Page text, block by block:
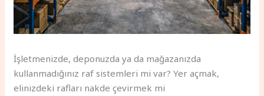
İşletmenizde, deponuzda ya da mağazanızda
kullanmadığınız raf sistemleri mi var? Yer açmak,
elinizdeki rafları nakde çevirmek mi